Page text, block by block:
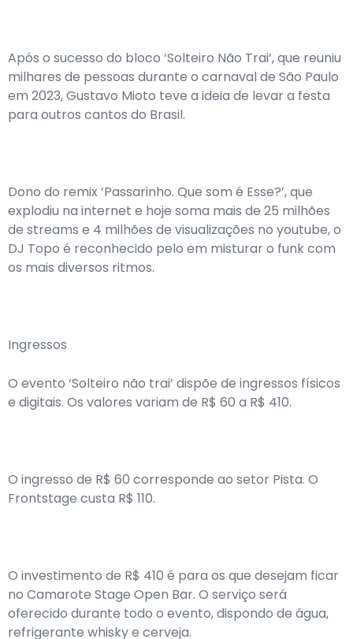
Após o sucesso do bloco ‘Solteiro Não Trai’, que reuniu
milhares de pessoas durante o carnaval de São Paulo
em 2023, Gustavo Mioto teve a ideia de levar a festa
para outros cantos do Brasil.
Dono do remix ‘Passarinho. Que som é Esse?’, que
explodiu na internet e hoje soma mais de 25 milhões
de streams e 4 milhões de visualizações no youtube, o
DJ Topo é reconhecido pelo em misturar o funk com
os mais diversos ritmos.
Ingressos
O evento ‘Solteiro não trai’ dispõe de ingressos físicos
e digitais. Os valores variam de R$ 60 a R$ 410.
O ingresso de R$ 60 corresponde ao setor Pista. O
Frontstage custa R$ 110.
O investimento de R$ 410 é para os que desejam ficar
no Camarote Stage Open Bar. O serviço será
oferecido durante todo o evento, dispondo de água,
refrigerante whisky e cerveja.